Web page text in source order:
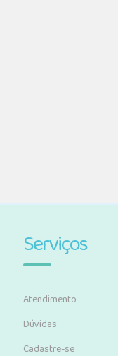
Serviços
Atendimento
Dúvidas
Cadastre-se